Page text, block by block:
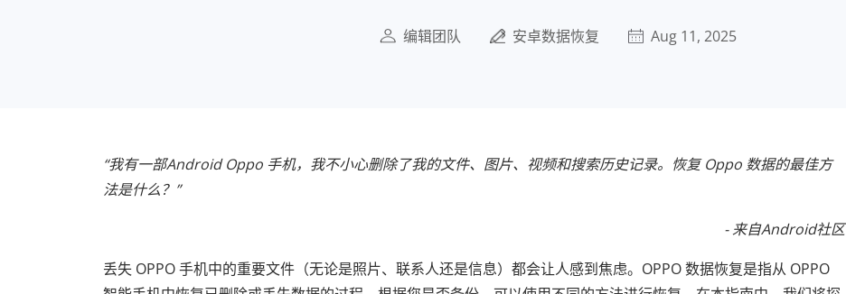
编辑团队 安卓数据恢复 Aug 11, 2025
“我有一部Android Oppo 手机，我不小心删除了我的文件、图片、视频和搜索历史记录。恢复 Oppo 数据的最佳方
法是什么？”
- 来自Android社区
丢失 OPPO 手机中的重要文件（无论是照片、联系人还是信息）都会让人感到焦虑。OPPO 数据恢复是指从 OPPO